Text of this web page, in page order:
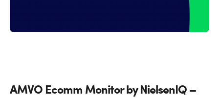
AMVO Ecomm Monitor by NielsenIQ –